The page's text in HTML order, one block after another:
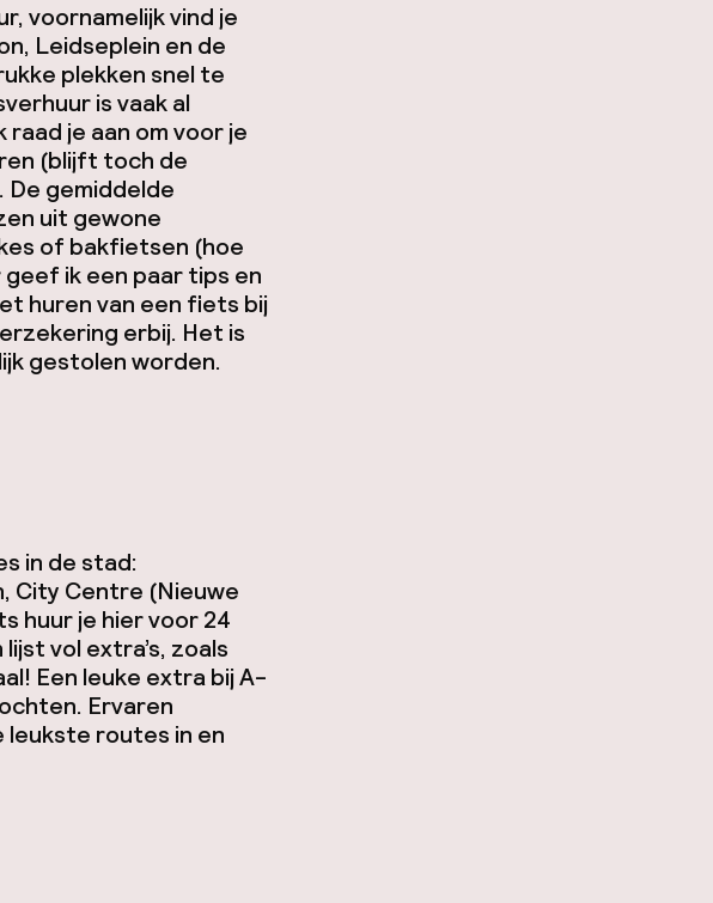
voornamelijk vind je
Leidseplein en de
plekken snel te
is vaak al
je aan om voor je
(blijft toch de
gemiddelde
uit gewone
of bakfietsen (hoe
ik een paar tips en
huren van een fiets bij
erbij. Het is
gestolen worden.
in de stad:
City Centre (Nieuwe
huur je hier voor 24
vol extra’s, zoals
Een leuke extra bij A-
Ervaren
leukste routes in en